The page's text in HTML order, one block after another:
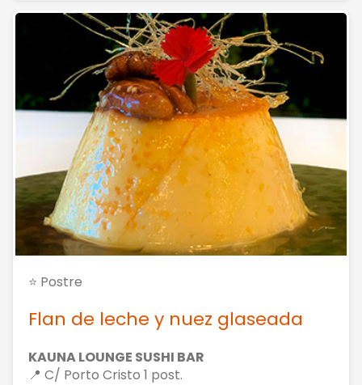
⭐ Postre
Flan de leche y nuez glaseada
KAUNA LOUNGE SUSHI BAR
📍 C/ Porto Cristo 1 post.